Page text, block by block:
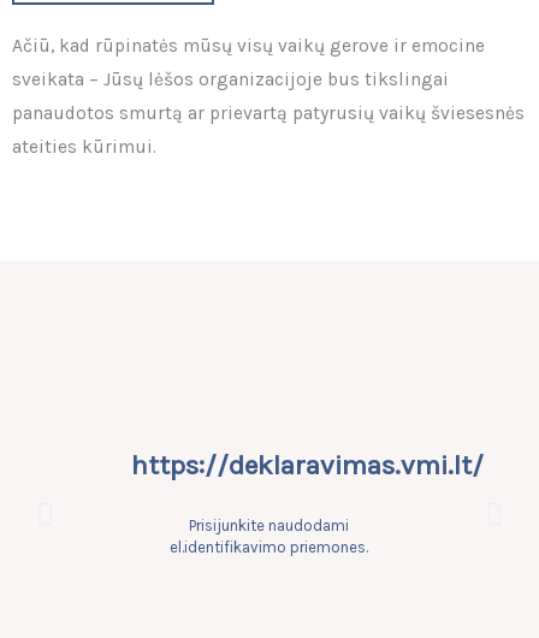
Ačiū, kad rūpinatės mūsų visų vaikų gerove ir emocine
sveikata – Jūsų lėšos organizacijoje bus tikslingai
panaudotos smurtą ar prievartą patyrusių vaikų šviesesnės
ateities kūrimui.
https://deklaravimas.vmi.lt/
Prisijunkite naudodami
el.identifikavimo priemones.